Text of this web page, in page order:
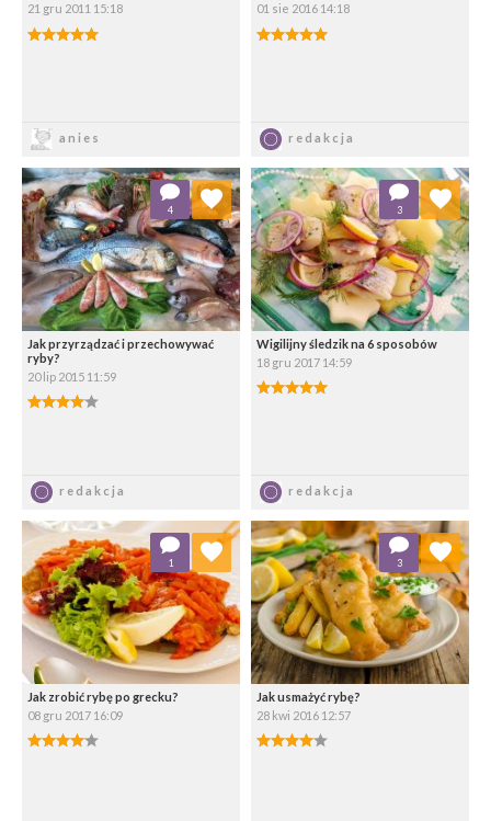
21 gru 2011 15:18
5.00/5
anies
01 sie 2016 14:18
5.00/5
redakcja
Jak przyrządzać i przechowywać
ryby?
20 lip 2015 11:59
4.00/5
redakcja
4
Dodaj do ulubionych
Wybierz listę:
Wigilijny śledzik na 6 sposobów
18 gru 2017 14:59
5.00/5
redakcja
3
Dodaj do ulubionych
Wybierz listę:
Jak zrobić rybę po grecku?
08 gru 2017 16:09
4.00/5
1
Dodaj do ulubionych
Wybierz listę:
Jak usmażyć rybę?
28 kwi 2016 12:57
4.00/5
3
Dodaj do ulubionych
Wybierz listę: